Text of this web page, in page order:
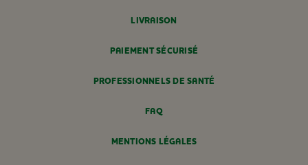
LIVRAISON
PAIEMENT SÉCURISÉ
PROFESSIONNELS DE SANTÉ
FAQ
MENTIONS LÉGALES